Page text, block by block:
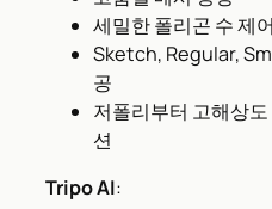
세밀한 폴리곤 수 제어
Sketch, Regular,
공
저폴리부터 고해상
션
Tripo AI: